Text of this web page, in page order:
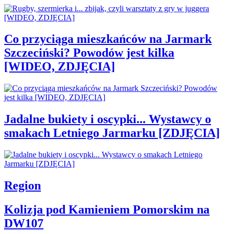
Co przyciąga mieszkańców na Jarmark
Szczeciński? Powodów jest kilka
[WIDEO, ZDJĘCIA]
Jadalne bukiety i oscypki... Wystawcy o
smakach Letniego Jarmarku [ZDJĘCIA]
Region
Kolizja pod Kamieniem Pomorskim na
DW107